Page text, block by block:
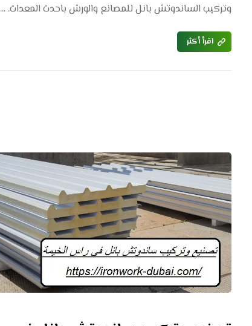
وتركيب الساندوتش بانل للمصانع والورش باحدث المعدات. ...
اقرأ أكثر